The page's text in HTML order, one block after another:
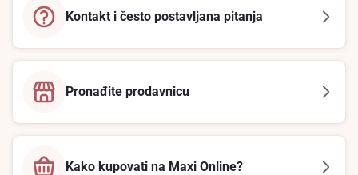
Kontakt i često postavljana pitanja
Pronađite prodavnicu
Kako kupovati na Maxi Online?